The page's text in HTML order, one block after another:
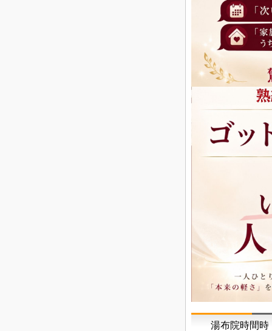
湯布院時間